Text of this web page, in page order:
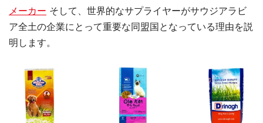
メーカー そして、世界的なサプライヤーがサウジアラビ
ア全土の企業にとって重要な同盟国となっている理由を説
明します。